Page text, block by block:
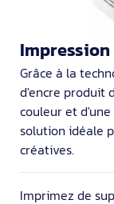
Grâce à la
d'encre produit
couleur et
solution idéale
créatives.
Imprimez de